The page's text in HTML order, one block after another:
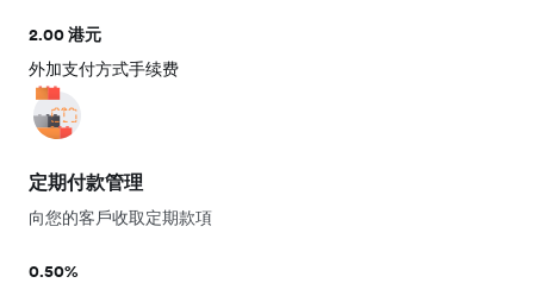
2.00 港元
外加支付方式手续费
定期付款管理
向您的客戶收取定期款項
0.50%